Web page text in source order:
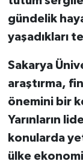
gündelik
yaşadıkları
Sakarya
araştırma,
önemini bir
Yarınların
konularda
ülke